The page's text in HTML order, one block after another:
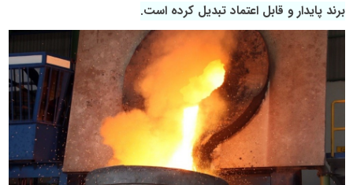
برند پایدار و قابل اعتماد تبدیل کرده است.